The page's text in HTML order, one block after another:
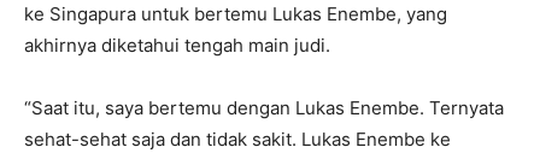
ke Singapura untuk bertemu Lukas Enembe, yang
akhirnya diketahui tengah main judi.
“Saat itu, saya bertemu dengan Lukas Enembe. Ternyata
sehat-sehat saja dan tidak sakit. Lukas Enembe ke